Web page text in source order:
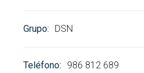
DSN
986 812 689